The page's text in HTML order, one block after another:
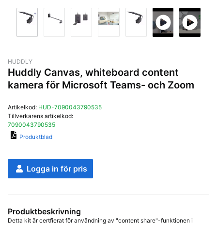
HUDDLY
Huddly Canvas, whiteboard content
kamera för Microsoft Teams- och Zoom
Artikelkod: HUD-7090043790535
Tillverkarens artikelkod:
7090043790535
Produktblad
Logga in för pris
Produktbeskrivning
Detta kit är certfierat för användning av "content share"-funktionen i